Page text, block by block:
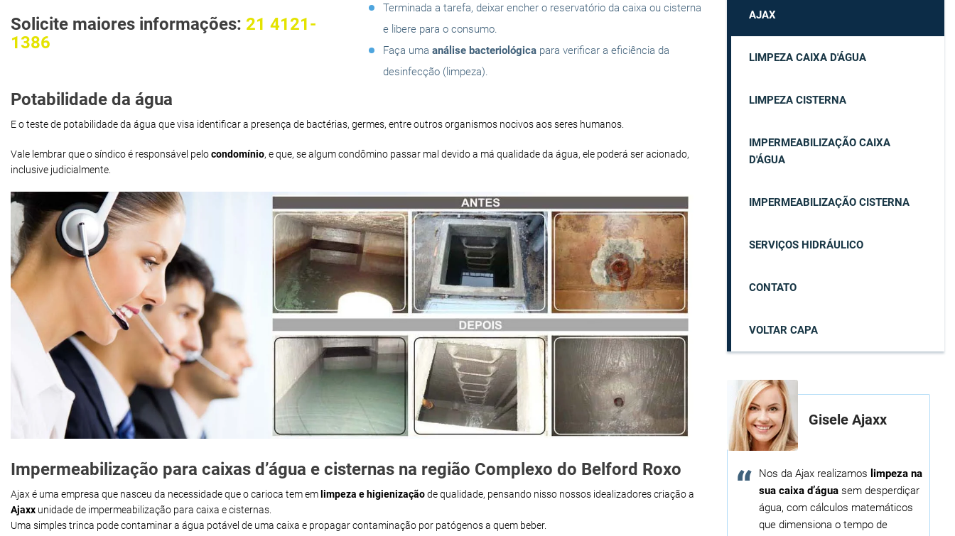
Solicite maiores informações: 21 4121-
1386
Terminada a tarefa, deixar encher o reservatório da caixa ou cisterna
e libere para o consumo.
Faça uma análise bacteriológica para verificar a eficiência da
desinfecção (limpeza).
Potabilidade da água
E o teste de potabilidade da água que visa identificar a presença de bactérias, germes, entre outros organismos nocivos aos seres humanos.
Vale lembrar que o síndico é responsável pelocondomínio, e que, se algum condômino passar mal devido a má qualidade da água, ele poderá ser acionado,
inclusive judicialmente.
Impermeabilização para caixas d’água e cisternas na região Complexo do Belford Roxo
Ajax é uma empresa que nasceu da necessidade que o carioca tem em limpeza e higienizaçãode qualidade, pensando nisso nossos idealizadores criação a
Ajaxx unidade de impermeabilização para caixa e cisternas.
Uma simples trinca pode contaminar a água potável de uma caixa e propagar contaminação por patógenos a quem beber.
AJAX
LIMPEZA CAIXA D'ÁGUA
LIMPEZA CISTERNA
IMPERMEABILIZAÇÃO CAIXA
D'ÁGUA
IMPERMEABILIZAÇÃO CISTERNA
SERVIÇOS HIDRÁULICO
CONTATO
VOLTAR CAPA
Gisele Ajaxx
Nos da Ajax realizamos limpeza na
sua caixa d’água sem desperdiçar
água, com cálculos matemáticos
que dimensiona o tempo de